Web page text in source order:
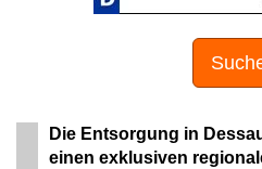
Die Entsorgung in
einen exklusiven